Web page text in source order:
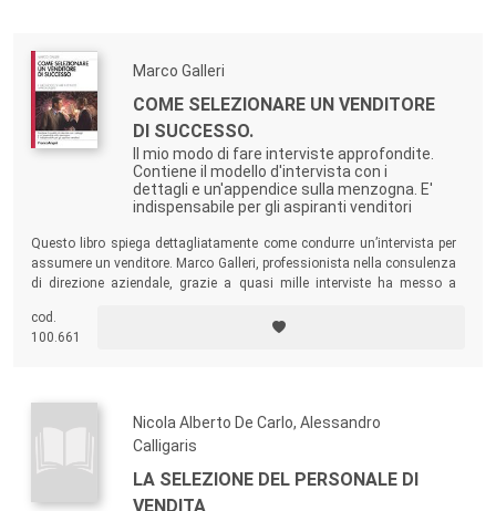
Marco Galleri
COME SELEZIONARE UN VENDITORE
DI SUCCESSO.
Il mio modo di fare interviste approfondite.
Contiene il modello d'intervista con i
dettagli e un'appendice sulla menzogna. E'
indispensabile per gli aspiranti venditori
Questo libro spiega dettagliatamente come condurre un’intervista per
assumere un venditore. Marco Galleri, professionista nella consulenza
di direzione aziendale, grazie a quasi mille interviste ha messo a
cod.
100.661
Nicola Alberto De Carlo, Alessandro
Calligaris
LA SELEZIONE DEL PERSONALE DI
VENDITA